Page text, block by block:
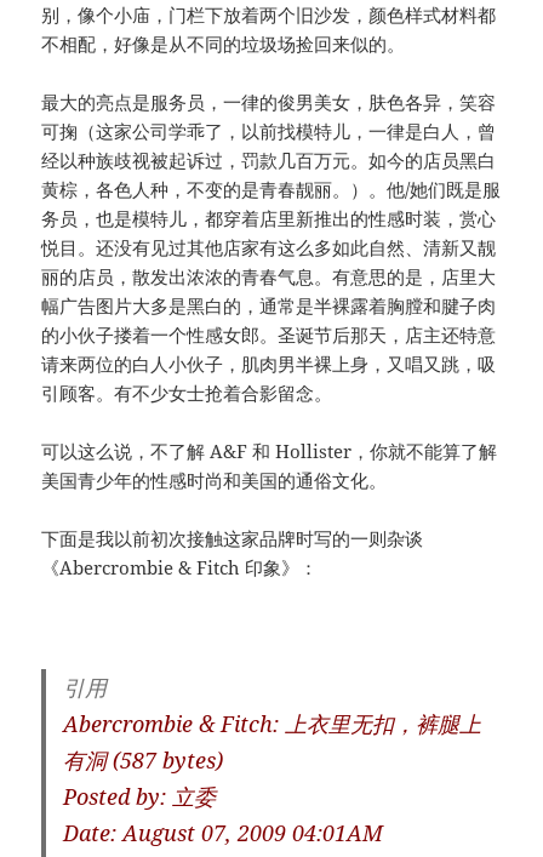
别，像个小庙，门栏下放着两个旧沙发，颜色样式材料都
不相配，好像是从不同的垃圾场捡回来似的。
最大的亮点是服务员，一律的俊男美女，肤色各异，笑容
可掬（这家公司学乖了，以前找模特儿，一律是白人，曾
经以种族歧视被起诉过，罚款几百万元。如今的店员黑白
黄棕，各色人种，不变的是青春靓丽。）。他/她们既是服
务员，也是模特儿，都穿着店里新推出的性感时装，赏心
悦目。还没有见过其他店家有这么多如此自然、清新又靓
丽的店员，散发出浓浓的青春气息。有意思的是，店里大
幅广告图片大多是黑白的，通常是半裸露着胸膛和腱子肉
的小伙子搂着一个性感女郎。圣诞节后那天，店主还特意
请来两位的白人小伙子，肌肉男半裸上身，又唱又跳，吸
引顾客。有不少女士抢着合影留念。
可以这么说，不了解 A&F 和 Hollister，你就不能算了解
美国青少年的性感时尚和美国的通俗文化。
下面是我以前初次接触这家品牌时写的一则杂谈
《Abercrombie & Fitch 印象》：
引用
Abercrombie & Fitch: 上衣里无扣，裤腿上
有洞 (587 bytes)
Posted by: 立委
Date: August 07, 2009 04:01AM